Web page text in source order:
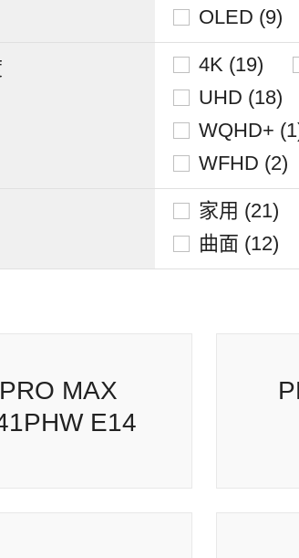
OLED (9)
4K (19)
UHD (18)
WQHD+
WFHD (2)
家用 (21)
曲面 (12)
MAX 241PHW
E14